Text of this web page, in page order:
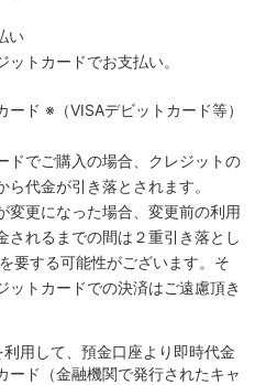
い
トカードでお支払い。
ード ※（VISAデビットカード等）
ドでご購入の場合、クレジットの
代金が引き落とされます。
変更になった場合、変更前の利用
されるまでの間は２重引き落とし
要する可能性がございます。そ
トカードでの決済はご遠慮頂き
用して、預金口座より即時代金
ード（金融機関で発行されたキャ